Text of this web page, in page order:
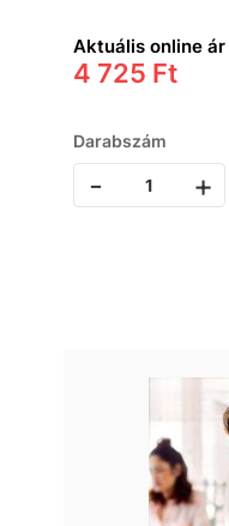
Aktuális online ár
4 725 Ft
Darabszám
- +